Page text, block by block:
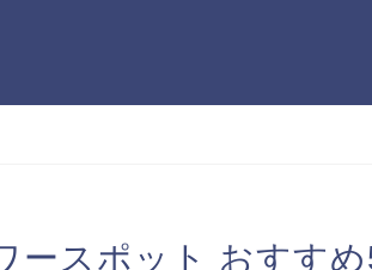
ースポット おすすめ